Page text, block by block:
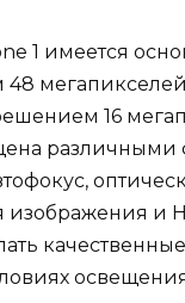
1 имеется
16
изображения и